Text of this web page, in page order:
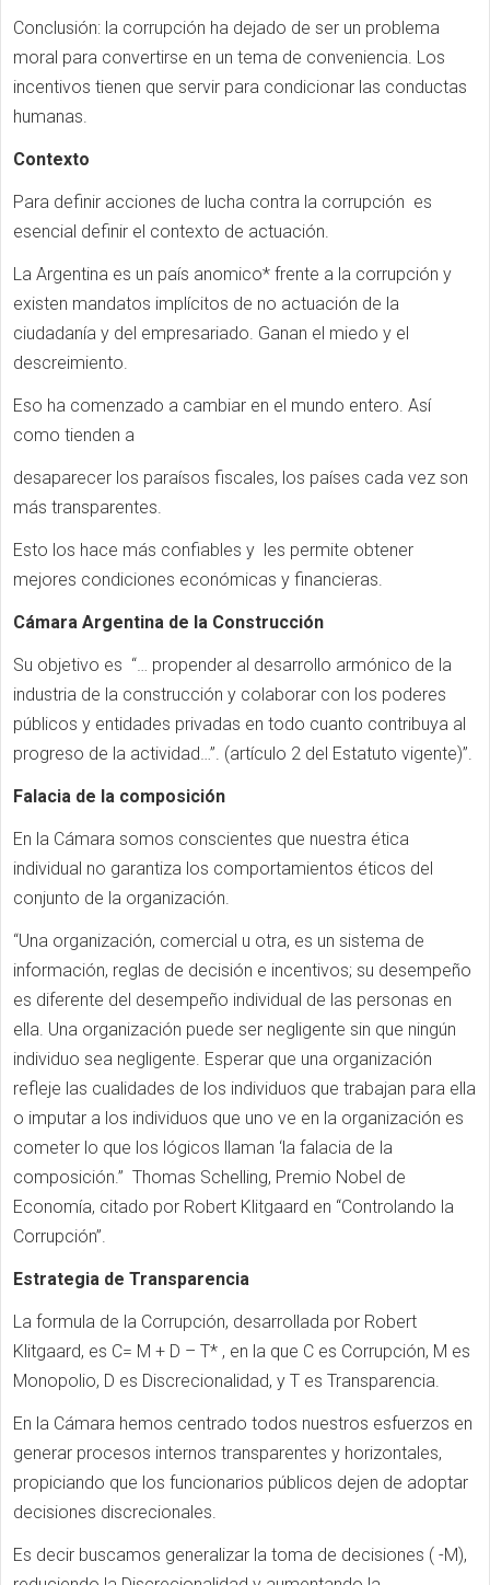
Conclusión: la corrupción ha dejado de ser un problema
moral para convertirse en un tema de conveniencia. Los
incentivos tienen que servir para condicionar las conductas
humanas.
Contexto
Para definir acciones de lucha contra la corrupción es
esencial definir el contexto de actuación.
La Argentina es un país anomico* frente a la corrupción y
existen mandatos implícitos de no actuación de la
ciudadanía y del empresariado. Ganan el miedo y el
descreimiento.
Eso ha comenzado a cambiar en el mundo entero. Así
como tienden a
desaparecer los paraísos fiscales, los países cada vez son
más transparentes.
Esto los hace más confiables y les permite obtener
mejores condiciones económicas y financieras.
Cámara Argentina de la Construcción
Su objetivo es “… propender al desarrollo armónico de la
industria de la construcción y colaborar con los poderes
públicos y entidades privadas en todo cuanto contribuya al
progreso de la actividad…”. (artículo 2 del Estatuto vigente)”.
Falacia de la composición
En la Cámara somos conscientes que nuestra ética
individual no garantiza los comportamientos éticos del
conjunto de la organización.
“Una organización, comercial u otra, es un sistema de
información, reglas de decisión e incentivos; su desempeño
es diferente del desempeño individual de las personas en
ella. Una organización puede ser negligente sin que ningún
individuo sea negligente. Esperar que una organización
refleje las cualidades de los individuos que trabajan para ella
o imputar a los individuos que uno ve en la organización es
cometer lo que los lógicos llaman ‘la falacia de la
composición.” Thomas Schelling, Premio Nobel de
Economía, citado por Robert Klitgaard en “Controlando la
Corrupción”.
Estrategia de Transparencia
La formula de la Corrupción, desarrollada por Robert
Klitgaard, es C= M + D – T* , en la que C es Corrupción, M es
Monopolio, D es Discrecionalidad, y T es Transparencia.
En la Cámara hemos centrado todos nuestros esfuerzos en
generar procesos internos transparentes y horizontales,
propiciando que los funcionarios públicos dejen de adoptar
decisiones discrecionales.
Es decir buscamos generalizar la toma de decisiones ( -M),